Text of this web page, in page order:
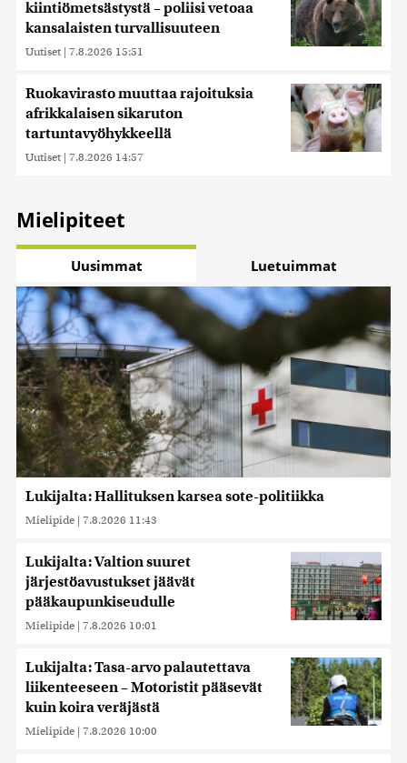
kiintiömetsästystä – poliisi vetoaa
kansalaisten turvallisuuteen
Uutiset | 7.8.2026 15:51
Ruokavirasto muuttaa rajoituksia
afrikkalaisen sikaruton
tartuntavyöhykkeellä
Uutiset | 7.8.2026 14:57
Mielipiteet
Uusimmat Luetuimmat
Lukijalta: Hallituksen karsea sote-politiikka
Mielipide | 7.8.2026 11:43
Lukijalta: Valtion suuret
järjestöavustukset jäävät
pääkaupunkiseudulle
Mielipide | 7.8.2026 10:01
Lukijalta: Tasa-arvo palautettava
liikenteeseen – Motoristit pääsevät
kuin koira veräjästä
Mielipide | 7.8.2026 10:00